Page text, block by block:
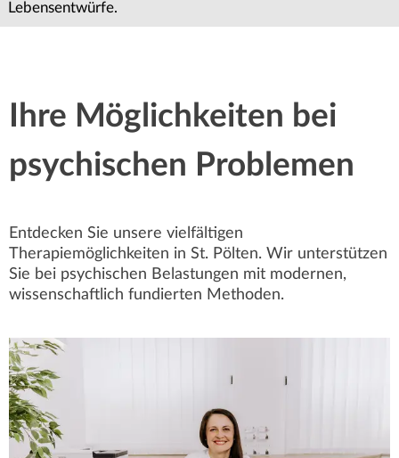
Lebensentwürfe.
Ihre Möglichkeiten bei
psychischen Problemen
Entdecken Sie unsere vielfältigen
Therapiemöglichkeiten in St. Pölten. Wir unterstützen
Sie bei psychischen Belastungen mit modernen,
wissenschaftlich fundierten Methoden.